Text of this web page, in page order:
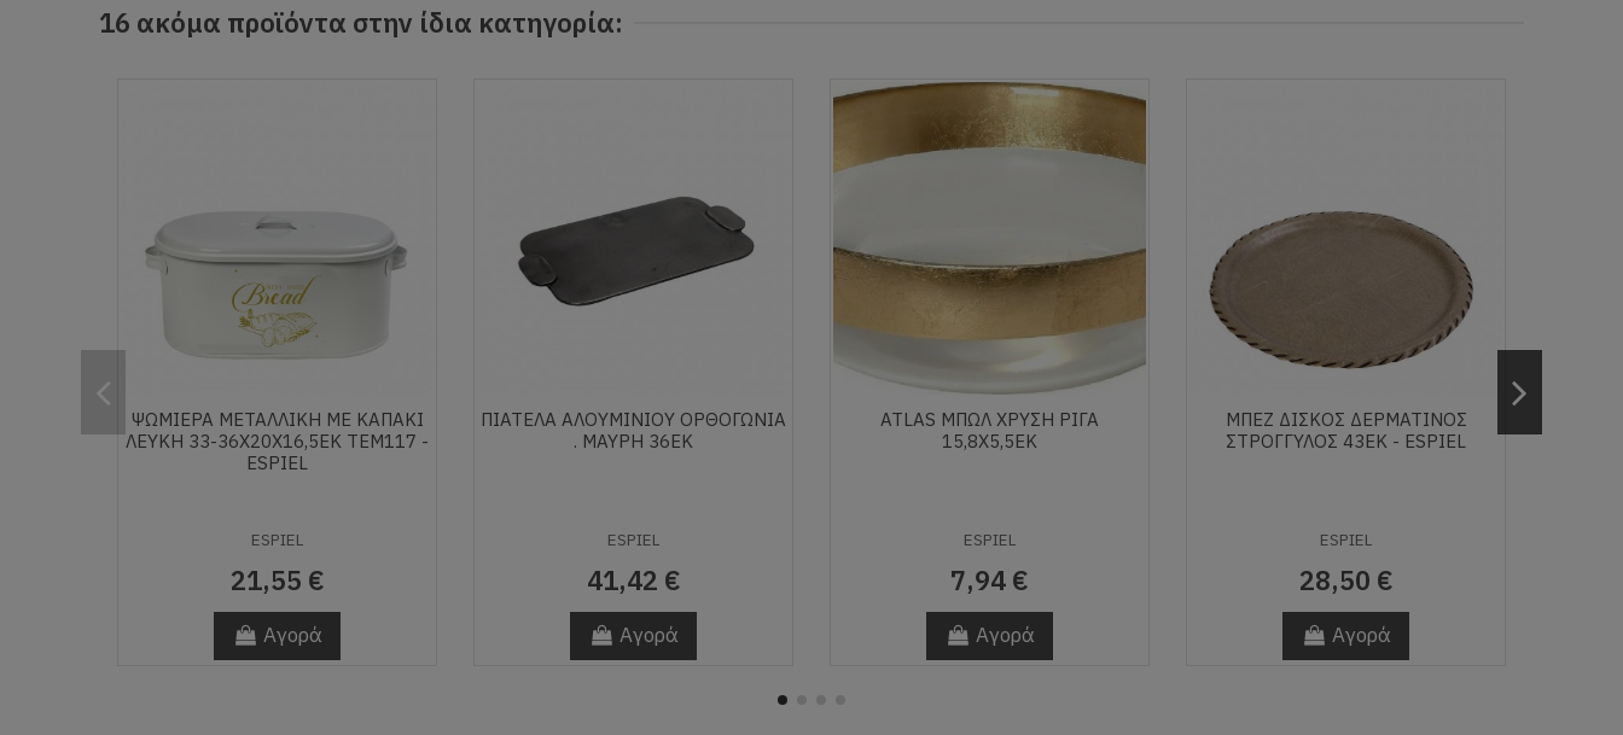
16 ακόμα προϊόντα στην ίδια κατηγορία:
ΨΩΜΙΕΡΑ ΜΕΤΑΛΛΙΚΗ ΜΕ ΚΑΠΑΚΙ
ΛΕΥΚΗ 33-36X20X16,5EK TEM117 -
ESPIEL
ESPIEL
21,55 €
Αγορά
ΠΙΑΤΕΛΑ ΑΛΟΥΜΙΝΙΟΥ ΟΡΘΟΓΩΝΙΑ
. ΜΑΥΡΗ 36ΕΚ
ESPIEL
41,42 €
Αγορά
ATLAS ΜΠΩΛ ΧΡΥΣΗ ΡΙΓΑ
15,8Χ5,5ΕΚ
ESPIEL
7,94 €
Αγορά
ΜΠΕΖ ΔΙΣΚΟΣ ΔΕΡΜΑΤΙΝΟΣ
ΣΤΡΟΓΓΥΛΟΣ 43ΕΚ - ESPIEL
ESPIEL
28,50 €
Αγορά